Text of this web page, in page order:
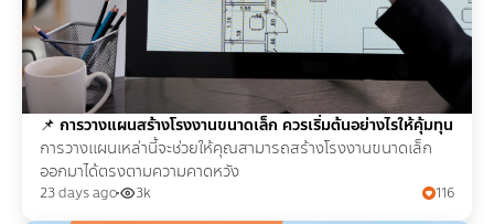
📌 การวางแผนสร้างโรงงานขนาดเล็ก ควรเริ่มต้นอย่างไรให้คุ้มทุน
การวางแผนเหล่านี้จะช่วยให้คุณสามารถสร้างโรงงานขนาดเล็ก
ออกมาได้ตรงตามความคาดหวัง
23 days ago 3k 116